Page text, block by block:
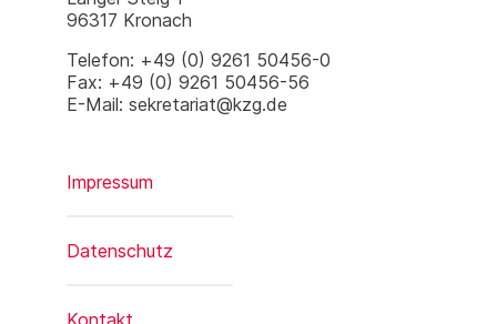
96317 Kronach
Telefon: +49 (0) 9261 50456-0
Fax: +49 (0) 9261 50456-56
E-Mail: sekretariat@kzg.de
Impressum
Datenschutz